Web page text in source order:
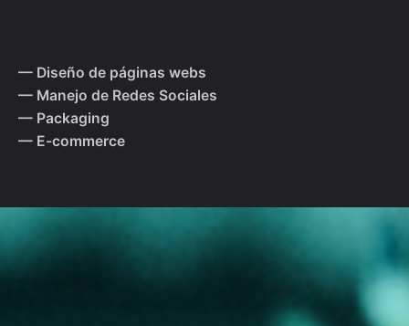
— Diseño de páginas webs
— Manejo de Redes Sociales
— Packaging
— E-commerce